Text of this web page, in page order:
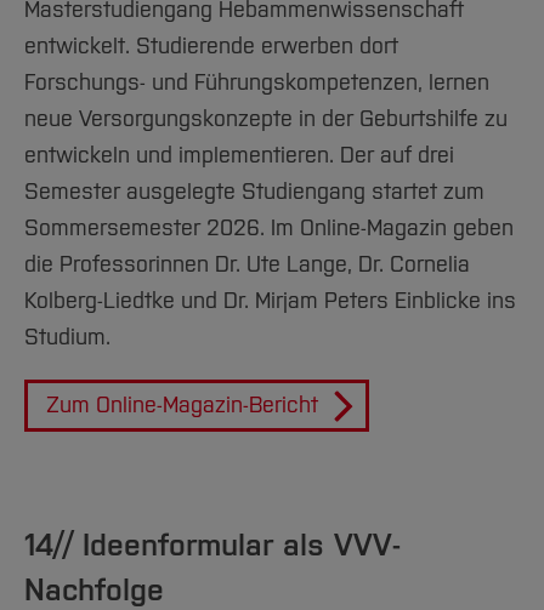
Masterstudiengang Hebammenwissenschaft
entwickelt. Studierende erwerben dort
Forschungs- und Führungskompetenzen, lernen
neue Versorgungskonzepte in der Geburtshilfe zu
entwickeln und implementieren. Der auf drei
Semester ausgelegte Studiengang startet zum
Sommersemester 2026. Im Online-Magazin geben
die Professorinnen Dr. Ute Lange, Dr. Cornelia
Kolberg-Liedtke und Dr. Mirjam Peters Einblicke ins
Studium.
Zum Online-Magazin-Bericht
14// Ideenformular als VVV-
Nachfolge